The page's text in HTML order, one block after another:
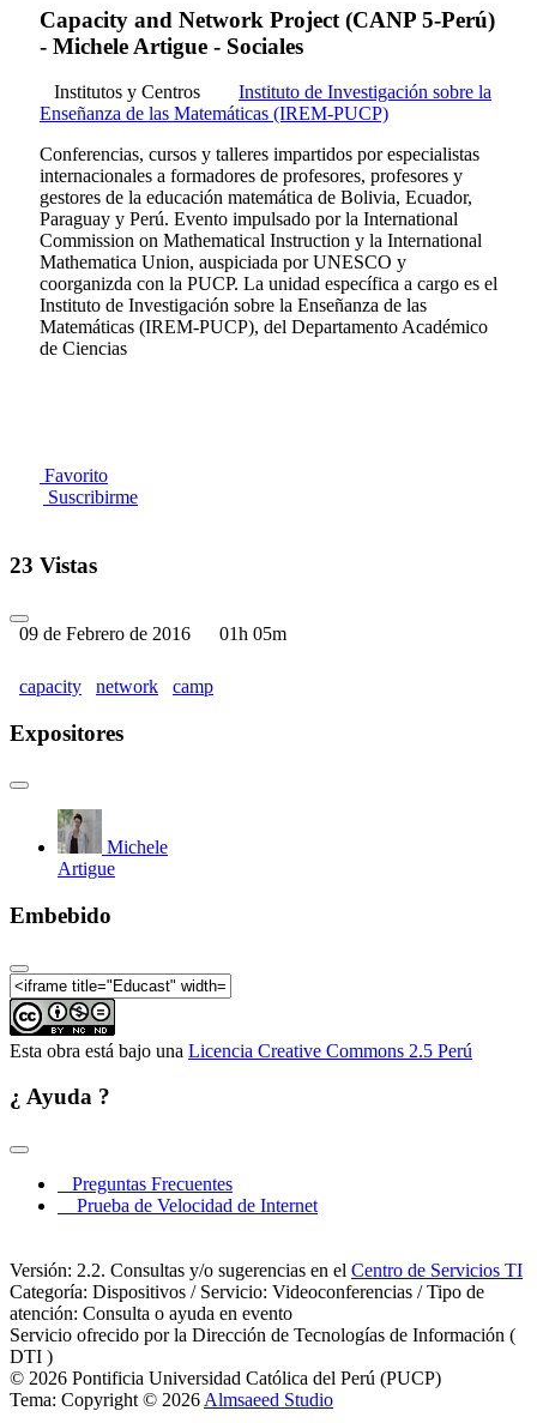
Capacity and Network Project (CANP 5-Perú)
- Michele Artigue - Sociales
Institutos y Centros
Instituto de Investigación sobre la
Enseñanza de las Matemáticas (IREM-PUCP)
Conferencias, cursos y talleres impartidos por especialistas
internacionales a formadores de profesores, profesores y
gestores de la educación matemática de Bolivia, Ecuador,
Paraguay y Perú. Evento impulsado por la International
Commission on Mathematical Instruction y la International
Mathematica Union, auspiciada por UNESCO y
coorganizda con la PUCP. La unidad específica a cargo es el
Instituto de Investigación sobre la Enseñanza de las
Matemáticas (IREM-PUCP), del Departamento Académico
de Ciencias
Favorito
Suscribirme
23 Vistas
09 de Febrero de 2016 01h 05m
capacity network camp
Expositores
Michele
Artigue
Embebido
Esta obra está bajo una Licencia Creative Commons 2.5 Perú
¿ Ayuda ?
Preguntas Frecuentes
Prueba de Velocidad de Internet
Versión: 2.2. Consultas y/o sugerencias en el Centro de Servicios TI
Categoría: Dispositivos / Servicio: Videoconferencias / Tipo de
atención: Consulta o ayuda en evento
Servicio ofrecido por la Dirección de Tecnologías de Información (
DTI )
© 2026 Pontificia Universidad Católica del Perú (PUCP)
Tema: Copyright © 2026 Almsaeed Studio